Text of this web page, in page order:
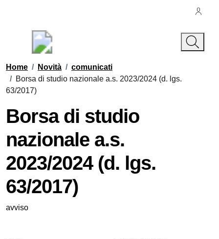
Contenuti in evidenza
Home / Novità / comunicati
/ Borsa di studio nazionale a.s. 2023/2024 (d. lgs.
63/2017)
Borsa di studio
nazionale a.s.
2023/2024 (d. lgs.
63/2017)
Dettagli della notizia
avviso